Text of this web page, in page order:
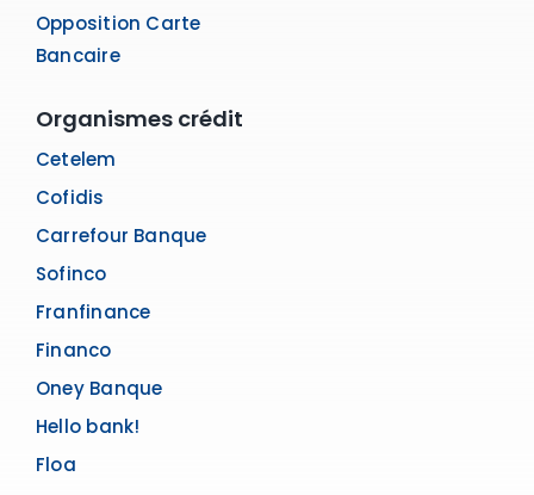
Opposition Carte
Bancaire
Organismes crédit
Cetelem
Cofidis
Carrefour Banque
Sofinco
Franfinance
Financo
Oney Banque
Hello bank!
Floa